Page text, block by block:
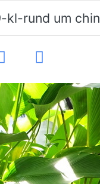
um chinatown-029